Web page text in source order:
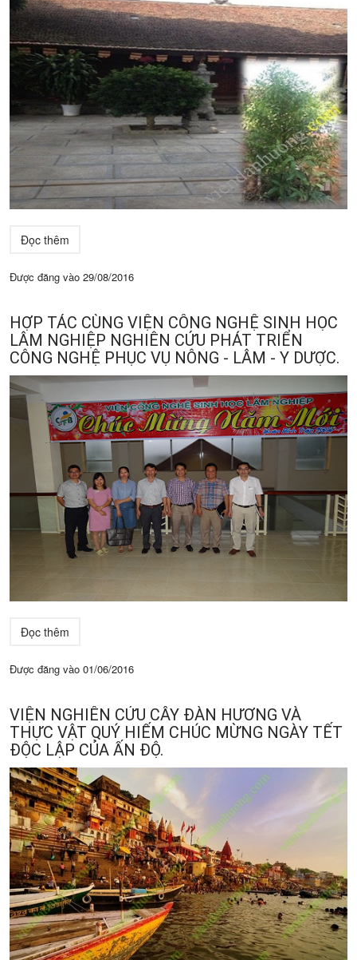
Đọc thêm
Được đăng vào 29/08/2016
HỢP TÁC CÙNG VIỆN CÔNG NGHỆ SINH HỌC
LÂM NGHIỆP NGHIÊN CỨU PHÁT TRIỂN
CÔNG NGHỆ PHỤC VỤ NÔNG - LÂM - Y DƯỢC.
Đọc thêm
Được đăng vào 01/06/2016
VIỆN NGHIÊN CỨU CÂY ĐÀN HƯƠNG VÀ
THỰC VẬT QUÝ HIẾM CHÚC MỪNG NGÀY TẾT
ĐỘC LẬP CỦA ẤN ĐỘ.